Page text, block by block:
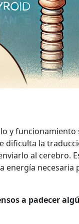
y funcionamiento
dificulta la
al cerebro.
energía necesaria
a padecer